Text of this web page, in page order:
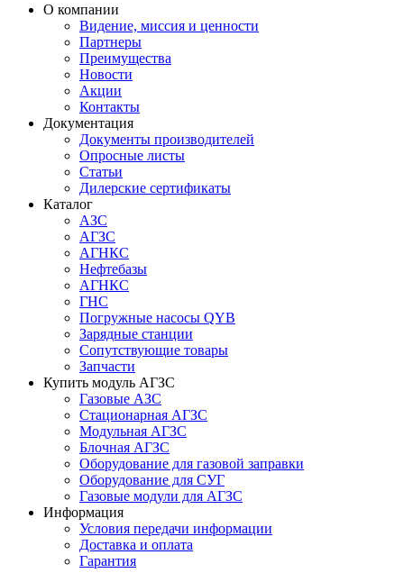
О компании
Видение, миссия и ценности
Партнеры
Преимущества
Новости
Акции
Контакты
Документация
Документы производителей
Опросные листы
Статьи
Дилерские сертификаты
Каталог
АЗС
АГЗС
АГНКС
Нефтебазы
АГНКС
ГНС
Погружные насосы QYB
Зарядные станции
Сопутствующие товары
Запчасти
Купить модуль АГЗС
Газовые АЗС
Стационарная АГЗС
Модульная АГЗС
Блочная АГЗС
Оборудование для газовой заправки
Оборудование для СУГ
Газовые модули для АГЗС
Информация
Условия передачи информации
Доставка и оплата
Гарантия